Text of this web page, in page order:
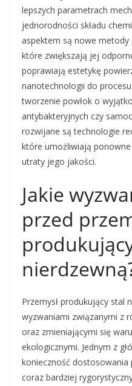
lepszych parametrach
jednorodności składu
aspektem są nowe metody
które zwiększają jej
poprawiają estetykę
nanotechnologii do
tworzenie powłok o
antybakteryjnych czy
rozwijane są technologie
które umożliwiają
utraty jego jakości.
Jakie
przed
Przemysł produkujący stal
wyzwaniami związanymi z
oraz zmieniającymi się
ekologicznymi. Jednym z
konieczność
coraz bardziej